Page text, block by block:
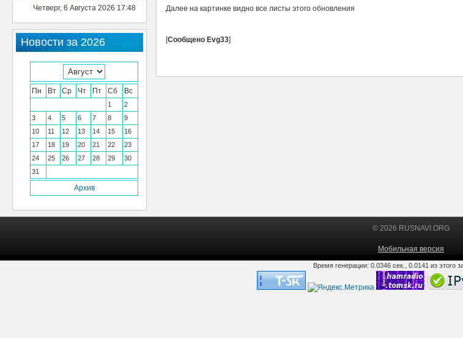
Четверг, 6 Августа 2026 17:48
Новости за 2026
Пн Вт Ср Чт Пт Сб Вс
1
2
3
4 5 6 7 8
9
10
11 12 13 14 15
16
17
18 19 20 21 22
23
24
25 26 27 28 29
30
31
Архив
Далее на картинке видно все листы этого обновления
[Сообщено Evg33]
© 2026 RUSNAVI.ORG
Мобильная версия
Время генерации: 0.0346 сек., 0.0141 из этого